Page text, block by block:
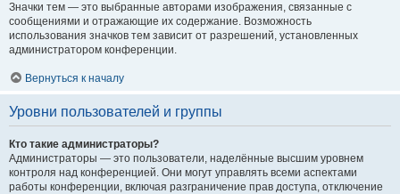
Значки тем — это выбранные авторами изображения, связанные с
сообщениями и отражающие их содержание. Возможность
использования значков тем зависит от разрешений, установленных
администратором конференции.
Вернуться к началу
Уровни пользователей и группы
Кто такие администраторы?
Администраторы — это пользователи, наделённые высшим уровнем
контроля над конференцией. Они могут управлять всеми аспектами
работы конференции, включая разграничение прав доступа, отключение